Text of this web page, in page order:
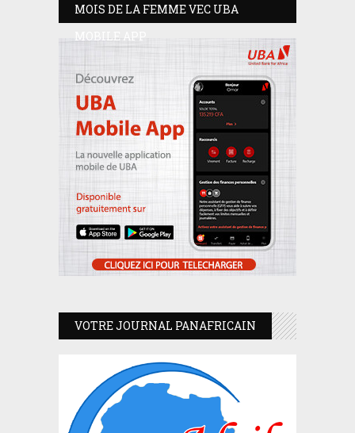
MOIS DE LA FEMME VEC UBA
MOBILE APP
VOTRE JOURNAL PANAFRICAIN